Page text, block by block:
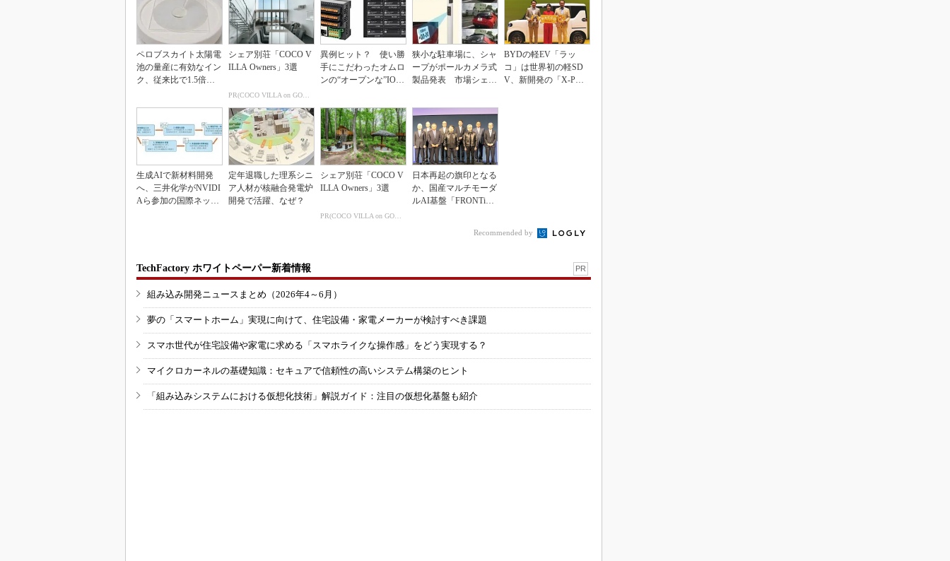
ペロブスカイト太陽電
池の量産に有効なイン
ク、従来比で1.5倍の
シェア別荘「COCO V
ILLA Owners」3選
PR(COCO VILLA on GOETHE)
異例ヒット？ 使い勝
手にこだわったオムロ
ンの“オープンな”IO-L
狭小な駐車場に、シャ
ープがポールカメラ式
製品発表 市場シェア
BYDの軽EV「ラッ
コ」は世界初の軽SD
V、新開発の「X-PAC
生成AIで新材料開発
へ、三井化学がNVIDI
Aら参加の国際ネット
定年退職した理系シニ
ア人材が核融合発電炉
開発で活躍、なぜ？
シェア別荘「COCO V
ILLA Owners」3選
PR(COCO VILLA on GOETHE)
日本再起の旗印となる
か、国産マルチモーダ
ルAI基盤「FRONTi
Recommended by
TechFactory ホワイトペーパー新着情報 PR
組み込み開発ニュースまとめ（2026年4～6月）
夢の「スマートホーム」実現に向けて、住宅設備・家電メーカーが検討すべき課題
スマホ世代が住宅設備や家電に求める「スマホライクな操作感」をどう実現する？
マイクロカーネルの基礎知識：セキュアで信頼性の高いシステム構築のヒント
「組み込みシステムにおける仮想化技術」解説ガイド：注目の仮想化基盤も紹介